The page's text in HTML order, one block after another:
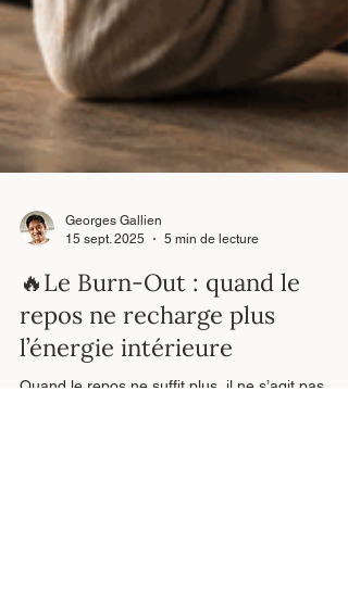
15 sept. 2025
5 min de lecture
🔥Le Burn-Out : quand le
repos ne recharge plus
l’énergie intérieure